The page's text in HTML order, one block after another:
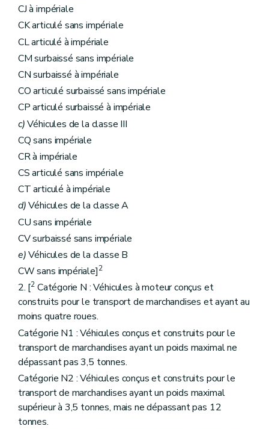
CJ à impériale
CK articulé sans impériale
CL articulé à impériale
CM surbaissé sans impériale
CN surbaissé à impériale
CO articulé surbaissé sans impériale
CP articulé surbaissé à impériale
c)Véhicules de la classe III
CQ sans impériale
CR à impériale
CS articulé sans impériale
CT articulé à impériale
d)Véhicules de la classe A
CU sans impériale
CV surbaissé sans impériale
e)Véhicules de la classe B
CW sans impériale]2
2. [2 Catégorie N : Véhicules à moteur conçus et
construits pour le transport de marchandises et ayant au
moins quatre roues.
Catégorie N1 : Véhicules conçus et construits pour le
transport de marchandises ayant un poids maximal ne
dépassant pas 3,5 tonnes.
Catégorie N2 : Véhicules conçus et construits pour le
transport de marchandises ayant un poids maximal
supérieur à 3,5 tonnes, mais ne dépassant pas 12
tonnes.